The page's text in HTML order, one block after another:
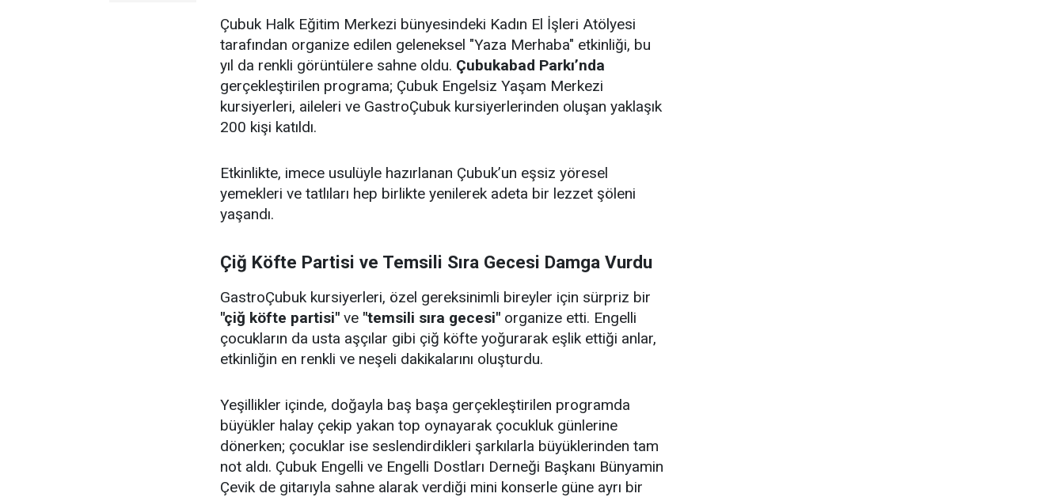
Çubuk Halk Eğitim Merkezi bünyesindeki Kadın El İşleri Atölyesi
tarafından organize edilen geleneksel "Yaza Merhaba" etkinliği, bu
yıl da renkli görüntülere sahne oldu. Çubukabad Parkı’nda
gerçekleştirilen programa; Çubuk Engelsiz Yaşam Merkezi
kursiyerleri, aileleri ve GastroÇubuk kursiyerlerinden oluşan yaklaşık
200 kişi katıldı.
Etkinlikte, imece usulüyle hazırlanan Çubuk’un eşsiz yöresel
yemekleri ve tatlıları hep birlikte yenilerek adeta bir lezzet şöleni
yaşandı.
Çiğ Köfte Partisi ve Temsili Sıra Gecesi Damga Vurdu
GastroÇubuk kursiyerleri, özel gereksinimli bireyler için sürpriz bir
"çiğ köfte partisi" ve "temsili sıra gecesi" organize etti. Engelli
çocukların da usta aşçılar gibi çiğ köfte yoğurarak eşlik ettiği anlar,
etkinliğin en renkli ve neşeli dakikalarını oluşturdu.
Yeşillikler içinde, doğayla baş başa gerçekleştirilen programda
büyükler halay çekip yakan top oynayarak çocukluk günlerine
dönerken; çocuklar ise seslendirdikleri şarkılarla büyüklerinden tam
not aldı. Çubuk Engelli ve Engelli Dostları Derneği Başkanı Bünyamin
Çevik de gitarıyla sahne alarak verdiği mini konserle güne ayrı bir